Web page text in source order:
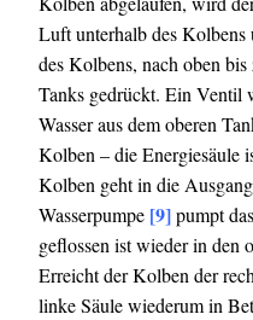
Luft unterhalb des
des Kolbens, nach oben
Tanks gedrückt. Ein Ventil
Wasser aus dem oberen
Kolben – die Energiesäule
Kolben geht in die
Wasserpumpe [9]pumpt
geflossen ist wieder in den
Erreicht der Kolben der
linke Säule wiederum in